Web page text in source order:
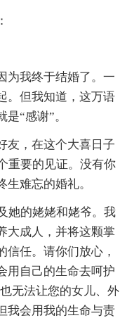
为我终于结婚了。一
。但我知道，这万语
“感谢”。
友，在这个大喜日子
重要的见证。没有你
难忘的婚礼。
她的姥姥和姥爷。我
大成人，并将这颗掌
信任。请你们放心，
用自己的生命去呵护
无法让您的女儿、外
我会用我的生命与责